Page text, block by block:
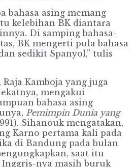
bahasa asing memang
kelebihan BK diantara
Di samping bahasa-
BK mengerti pula bahasa
sedikit Spanyol,” tulis
Kamboja yang juga
mengakui
bahasa asing
Pemimpin Dunia yang
Sihanouk mengatakan,
Karno pertama kali pada
di Bandung pada bulan
saat itu
Inggris-nya masih buruk